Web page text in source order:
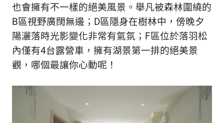
也會擁有不一樣的絕美風景。舉凡被森林圍繞的
B區視野廣闊無邊；D區隱身在樹林中，傍晚夕
陽灑落時光影變化非常有氣氛；F區位於落羽松
內僅有4台露營車，擁有湖景第一排的絕美景
觀，哪個最讓你心動呢！